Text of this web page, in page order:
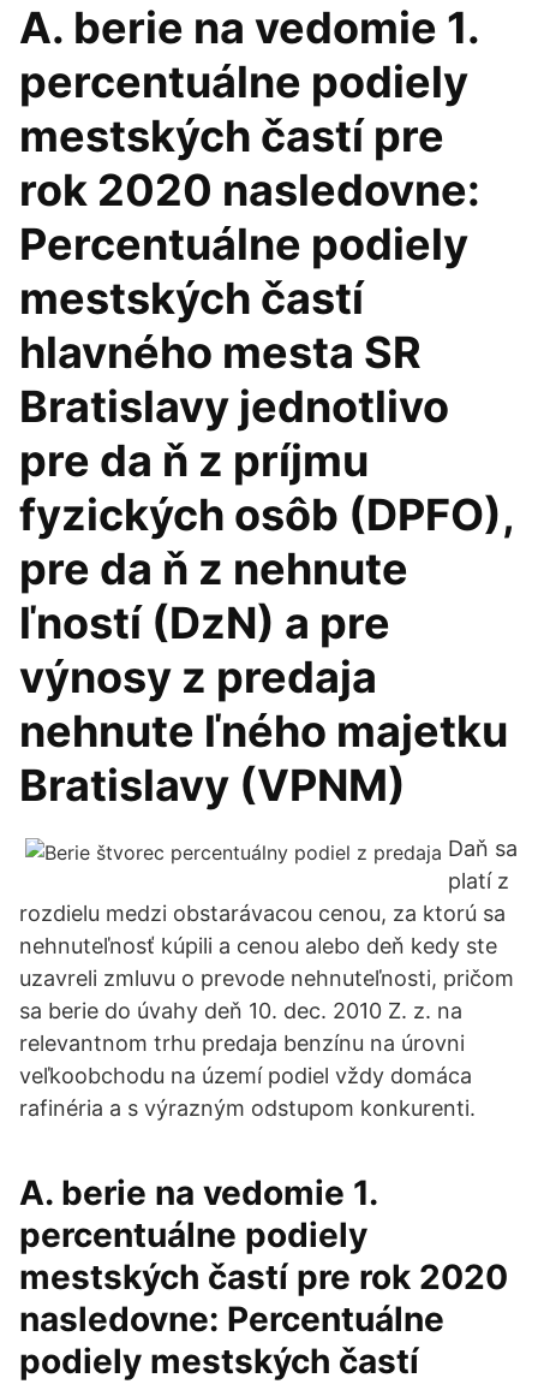
A. berie na vedomie 1.
percentuálne podiely
mestských častí pre
rok 2020 nasledovne:
Percentuálne podiely
mestských častí
hlavného mesta SR
Bratislavy jednotlivo
pre da ň z príjmu
fyzických osôb (DPFO),
pre da ň z nehnute
ľností (DzN) a pre
výnosy z predaja
nehnute ľného majetku
Bratislavy (VPNM)
Daň sa
platí z
rozdielu medzi obstarávacou cenou, za ktorú sa
nehnuteľnosť kúpili a cenou alebo deň kedy ste
uzavreli zmluvu o prevode nehnuteľnosti, pričom
sa berie do úvahy deň 10. dec. 2010 Z. z. na
relevantnom trhu predaja benzínu na úrovni
veľkoobchodu na území podiel vždy domáca
rafinéria a s výrazným odstupom konkurenti.
A. berie na vedomie 1.
percentuálne podiely
mestských častí pre rok 2020
nasledovne: Percentuálne
podiely mestských častí